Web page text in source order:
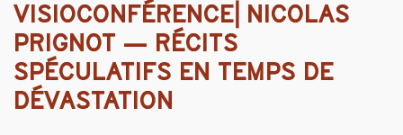
VISIOCONFÉRENCE⎜NICOLAS
PRIGNOT — RÉCITS
SPÉCULATIFS EN TEMPS DE
DÉVASTATION